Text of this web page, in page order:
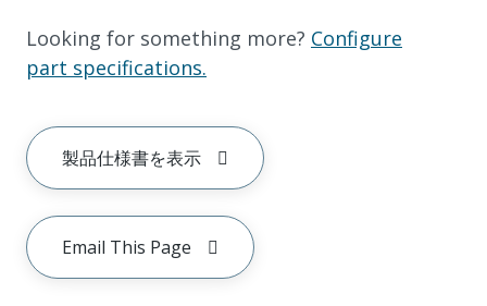
Looking for something more? Configure
part specifications.
製品仕様書を表示
Email This Page